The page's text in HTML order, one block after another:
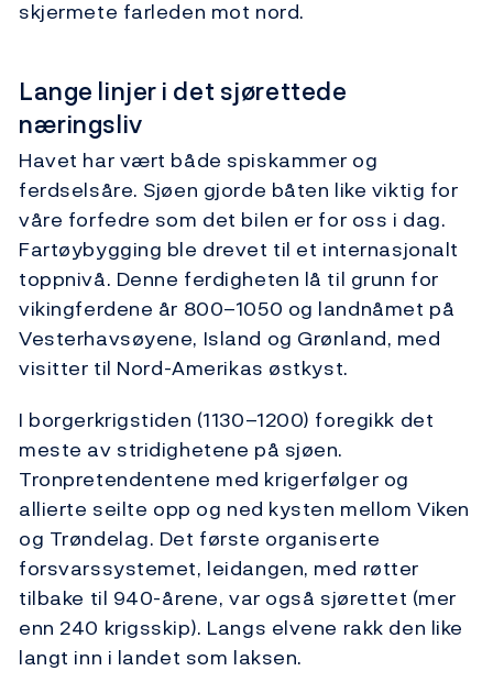
skjermete farleden mot nord.
Lange linjer i det sjørettede
næringsliv
Havet har vært både spiskammer og
ferdselsåre. Sjøen gjorde båten like viktig for
våre forfedre som det bilen er for oss i dag.
Fartøybygging ble drevet til et internasjonalt
toppnivå. Denne ferdigheten lå til grunn for
vikingferdene år 800–1050 og landnåmet på
Vesterhavsøyene, Island og Grønland, med
visitter til Nord-Amerikas østkyst.
I borgerkrigstiden (1130–1200) foregikk det
meste av stridighetene på sjøen.
Tronpretendentene med krigerfølger og
allierte seilte opp og ned kysten mellom Viken
og Trøndelag. Det første organiserte
forsvarssystemet, leidangen, med røtter
tilbake til 940-årene, var også sjørettet (mer
enn 240 krigsskip). Langs elvene rakk den like
langt inn i landet som laksen.